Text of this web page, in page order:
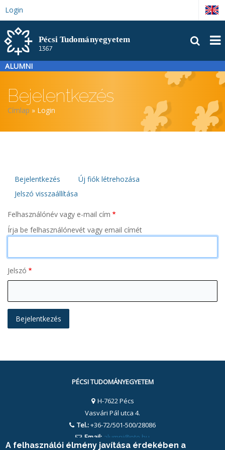
Ugrás
tartalomra
Login English
ALUMNI
Bejelentkezés
Morzsa
Címlap Login
Elsődleges
fülek
Bejelentkezés
Új fiók létrehozása
Jelszó visszaállítása
Felhasználónév vagy e-mail cím
Írja be felhasználónevét vagy email címét
Jelszó
PÉCSI TUDOMÁNYEGYETEM
H-7622 Pécs
Vasvári Pál utca 4.
Tel.:+36-72/501-500/28086
Email: alumni@pte.hu
A felhasználói élmény javítása érdekében a